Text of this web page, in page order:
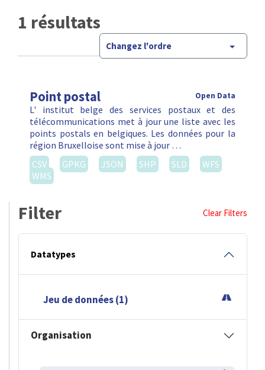
1 résultats
Changez l'ordre
Point postal Open Data
L' institut belge des services postaux et des
télécommunications met à jour une liste avec les
points postals en belgiques. Les données pour la
région Bruxelloise sont mise à jour …
CSV
GPKG JSON SHP SLD
WFS
WMS
Filter Clear Filters
Datatypes
Jeu de données (1)
Organisation